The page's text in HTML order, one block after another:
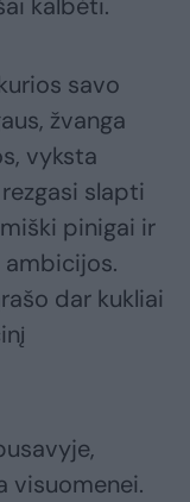
savo
žvanga
vyksta
slapti
pinigai ir
dar kukliai
visuomenei.